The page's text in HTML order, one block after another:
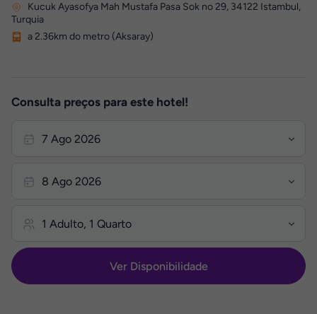
Kucuk Ayasofya Mah Mustafa Pasa Sok no 29, 34122 Istambul,
Turquia
a 2.36km do metro (Aksaray)
Consulta preços para este hotel!
Ver Disponibilidade